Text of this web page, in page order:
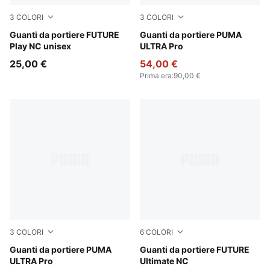
3 COLORI
Guanti da portiere FUTURE
Play NC unisex
Glowing Red-PUMA Red-PUMA Black
25,00 €
3 COLORI
Guanti da portiere PUMA
ULTRA Pro
Heat Fire-Glowing Red-
54,00 €
Prima era:90,00 €
3 COLORI
Guanti da portiere PUMA
ULTRA Pro
Ultra Blue-Glowing Red
6 COLORI
Guanti da portiere FUTURE
Ultimate NC
Sugared Almond-PUMA